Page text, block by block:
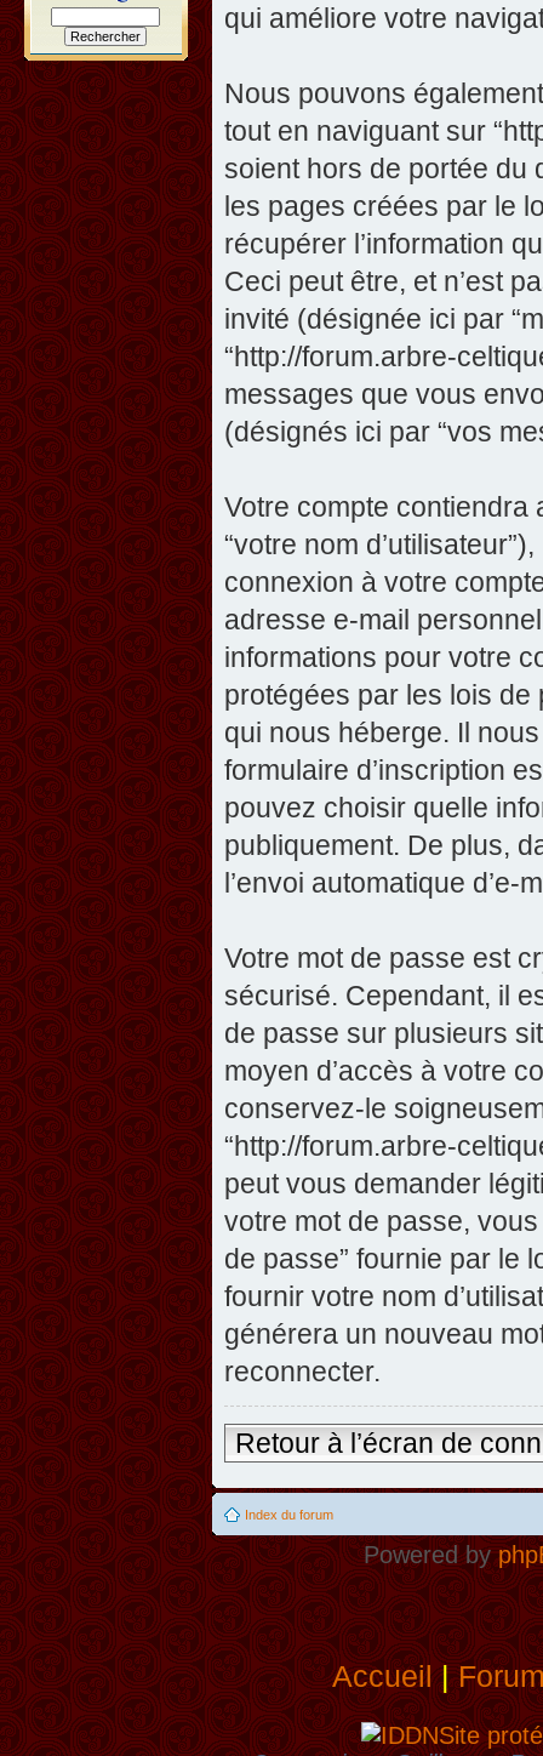
qui améliore votre
Nous pouvons
tout en naviguant sur
soient hors de portée du
les pages créées par le
récupérer l’information
Ceci peut être, et n’est
invité (désignée ici par
“http://forum.arbre-
messages que vous
(désignés ici par “vos
Votre compte contiendra
“votre nom
connexion à votre
adresse e-mail
informations pour votre
protégées par les lois
qui nous héberge. Il
formulaire d’inscription
pouvez choisir quelle
publiquement. De plus,
l’envoi automatique d’e-
Votre mot de passe est
sécurisé. Cependant, il
de passe sur plusieurs
moyen d’accès à votre
conservez-le
“http://forum.arbre-
peut vous demander
votre mot de passe,
de passe” fournie par le
fournir votre nom
générera un nouveau
reconnecter.
Retour à l’écran de
Index du forum
Powered by
Accueil|
Site